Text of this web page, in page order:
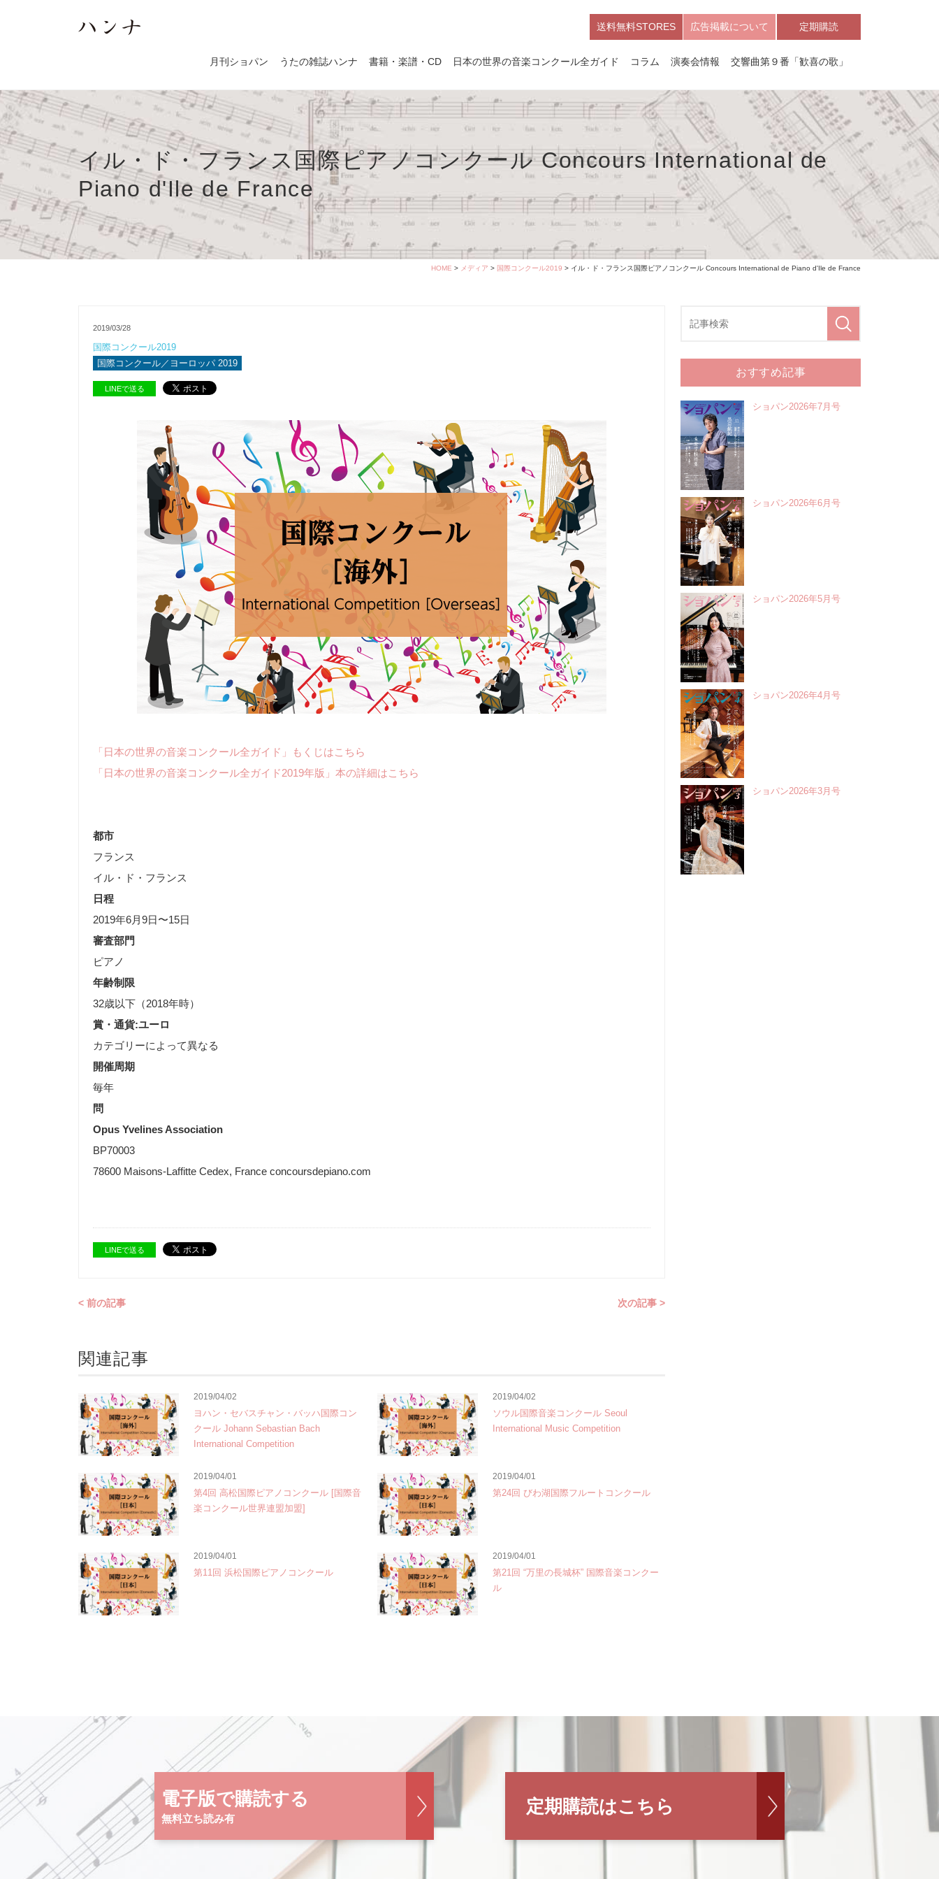
送料無料STORES 広告掲載について 定期購読
月刊ショパン うたの雑誌ハンナ 書籍・楽譜・CD 日本の世界の音楽コンクール全ガイド コラム 演奏会情報 交響曲第９番「歓喜の歌」
イル・ド・フランス国際ピアノコンクール Concours International de
Piano d'Ile de France
HOME > メディア > 国際コンクール2019 > イル・ド・フランス国際ピアノコンクール Concours International de Piano d'Ile de France
2019/03/28
国際コンクール2019
国際コンクール／ヨーロッパ 2019
LINEで送る
「日本の世界の音楽コンクール全ガイド」もくじはこちら
「日本の世界の音楽コンクール全ガイド2019年版」本の詳細はこちら
都市
フランス
イル・ド・フランス
日程
2019年6月9日〜15日
審査部門
ピアノ
年齢制限
32歳以下（2018年時）
賞・通貨:ユーロ
カテゴリーによって異なる
開催周期
毎年
問
Opus Yvelines Association
BP70003
78600 Maisons-Laffitte Cedex, France concoursdepiano.com
LINEで送る
< 前の記事 次の記事 >
関連記事
2019/04/02
ヨハン・セバスチャン・バッハ国際コン
クール Johann Sebastian Bach
International Competition
2019/04/02
ソウル国際音楽コンクール Seoul
International Music Competition
2019/04/01
第4回 高松国際ピアノコンクール [国際音
楽コンクール世界連盟加盟]
2019/04/01
第24回 びわ湖国際フルートコンクール
2019/04/01
第11回 浜松国際ピアノコンクール
2019/04/01
第21回 “万里の長城杯” 国際音楽コンクー
ル
おすすめ記事
ショパン2026年7月号
ショパン2026年6月号
ショパン2026年5月号
ショパン2026年4月号
ショパン2026年3月号
電子版で購読する
無料立ち読み有
定期購読はこちら